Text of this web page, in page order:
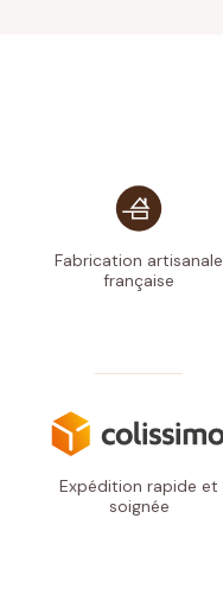
Fabrication artisanale
française
Expédition rapide et
soignée